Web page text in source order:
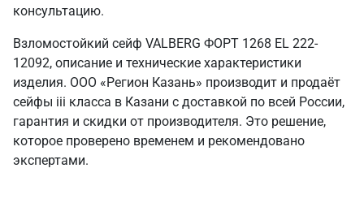
консультацию.
Взломостойкий сейф VALBERG ФОРТ 1268 EL 222-
12092, описание и технические характеристики
изделия. ООО «Регион Казань» производит и продаёт
сейфы iii класса в Казани с доставкой по всей России,
гарантия и скидки от производителя. Это решение,
которое проверено временем и рекомендовано
экспертами.